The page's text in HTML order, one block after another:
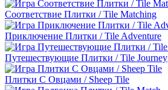
Соответствие Плитки / Tile Matching
Приключение Плитки / Tile Adventure
Путешествующие Плитки / Tile Journey
Плитки С Овцами / Sheep Tile